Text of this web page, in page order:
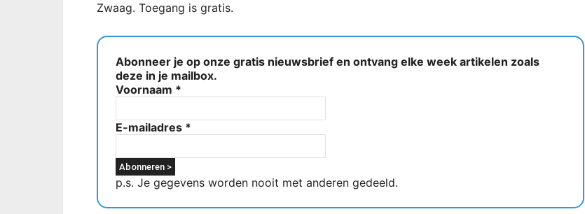
Zwaag. Toegang is gratis.
Abonneer je op onze gratis nieuwsbrief en ontvang elke week artikelen zoals
deze in je mailbox.
Voornaam *
E-mailadres *
p.s. Je gegevens worden nooit met anderen gedeeld.